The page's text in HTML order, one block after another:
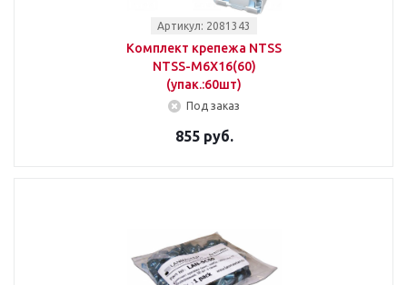
Артикул: 2081343
Комплект крепежа NTSS
NTSS-M6X16(60)
(упак.:60шт)
Под заказ
855 руб.